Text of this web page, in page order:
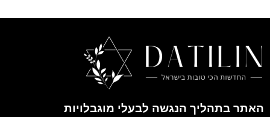
האתר בתהליך הנגשה לבעלי מוגבלויות